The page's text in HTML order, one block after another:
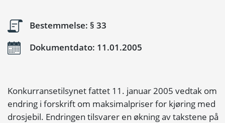
Bestemmelse: § 33
Dokumentdato: 11.01.2005
Konkurransetilsynet fattet 11. januar 2005 vedtak om
endring i forskrift om maksimalpriser for kjøring med
drosjebil. Endringen tilsvarer en økning av takstene på